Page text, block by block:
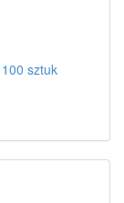
sztuk